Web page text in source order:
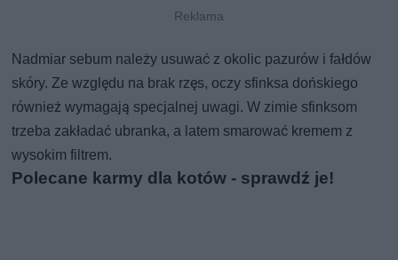
Nadmiar sebum należy usuwać z okolic pazurów i fałdów
skóry. Ze względu na brak rzęs, oczy sfinksa dońskiego
również wymagają specjalnej uwagi. W zimie sfinksom
trzeba zakładać ubranka, a latem smarować kremem z
wysokim filtrem.
Polecane karmy dla kotów - sprawdź je!